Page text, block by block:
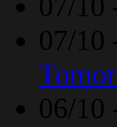
07/10
06/10